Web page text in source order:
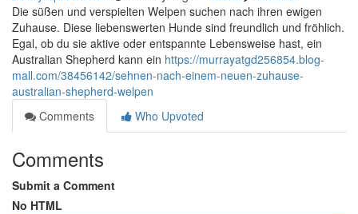
Die süßen und verspielten Welpen suchen nach ihren ewigen
Zuhause. Diese liebenswerten Hunde sind freundlich und fröhlich.
Egal, ob du sie aktive oder entspannte Lebensweise hast, ein
Australian Shepherd kann ein https://murrayatgd256854.blog-
mall.com/38456142/sehnen-nach-einem-neuen-zuhause-
australian-shepherd-welpen
Comments
Who Upvoted
Comments
Submit a Comment
No HTML